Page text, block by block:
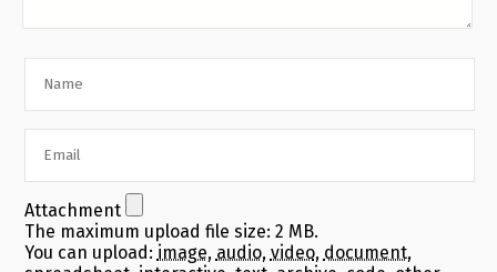
Attachment
The maximum upload file size: 2 MB.
You can upload: image, audio, video, document,